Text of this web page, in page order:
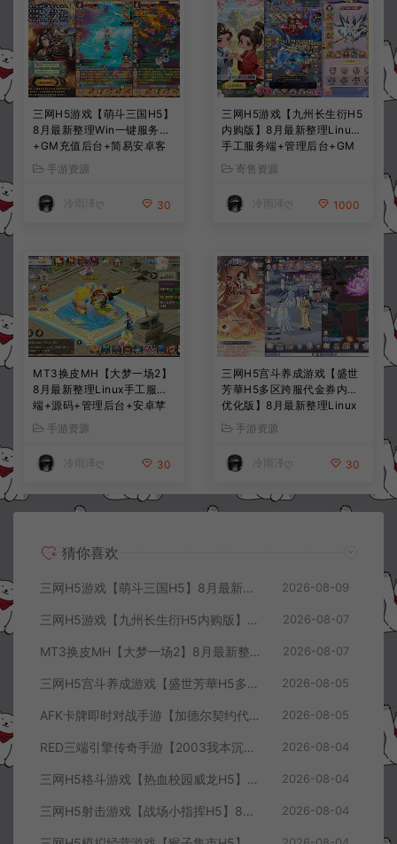
三网H5游戏【萌斗三国H5】
8月最新整理Win一键服务端
+GM充值后台+简易安卓客
户端+详细搭建教程+视频教
程
手游资源
冷雨泽ღ 30
三网H5游戏【九州长生衍H5
内购版】8月最新整理Linux
手工服务端+管理后台+GM
授权后台+简易安卓客户端
+详细搭建教程+视频教程
寄售资源
冷雨泽ღ 1000
MT3换皮MH【大梦一场2】
8月最新整理Linux手工服务
端+源码+管理后台+安卓苹
果双端+详细搭建教程+视频
教程
手游资源
冷雨泽ღ 30
三网H5宫斗养成游戏【盛世
芳華H5多区跨服代金券内购
优化版】8月最新整理Linux
手工服务端+CDK授权后台
+全资源安卓+详细搭建教程
+视频教程
手游资源
冷雨泽ღ 30
猜你喜欢
三网H5游戏【萌斗三国H5】8月最新整理Win一键服务端+GM充值后台+简易安卓客户端+详细搭建教程+视频教程 2026-08-09
三网H5游戏【九州长生衍H5内购版】8月最新整理Linux手工服务端+管理后台+GM授权后台+简易安卓客户端+详细搭建教程+视频教程 2026-08-07
MT3换皮MH【大梦一场2】8月最新整理Linux手工服务端+源码+管理后台+安卓苹果双端+详细搭建教程+视频教程 2026-08-07
三网H5宫斗养成游戏【盛世芳華H5多区跨服代金券内购优化版】8月最新整理Linux手工服务端+CDK授权后台+全资源安卓+详细搭建教程+视频教程 2026-08-05
AFK卡牌即时对战手游【加德尔契约代金券内购修复版】8月最新整理Linux手工服务端+前后端全套源码+CDK授权后台+安卓苹果双端+详细搭建教程+视频教程 2026-08-05
RED三端引擎传奇手游【2003我本沉默三职业】8月最新整理Win一键服务端+PC安卓+详细搭建教程 2026-08-04
三网H5格斗游戏【热血校园威龙H5】8月最新整理Linux手工服务端+Win一键服务端+解压即玩+简易安卓客户端+详细搭建教程 2026-08-04
三网H5射击游戏【战场小指挥H5】8月最新整理Linux手工服务端+Win一键服务端+解压即玩+简易安卓客户端+详细搭建教程 2026-08-04